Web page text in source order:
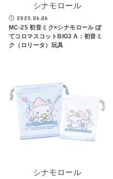
シナモロール
2025.06.06
MC-25 初音ミク×シナモロール ぽ
てコロマスコットBIG3 A：初音ミ
ク（ロリータ）玩具
シナモロール